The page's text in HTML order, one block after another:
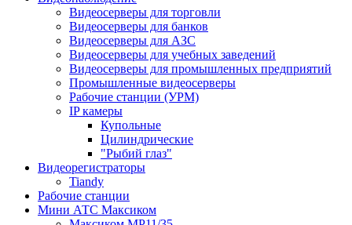
Видеосерверы для торговли
Видеосерверы для банков
Видеосерверы для АЗС
Видеосерверы для учебных заведений
Видеосерверы для промышленных предприятий
Промышленные видеосерверы
Рабочие станции (УРМ)
IP камеры
Купольные
Цилиндрические
"Рыбий глаз"
Видеорегистраторы
Tiandy
Рабочие станции
Мини АТС Максиком